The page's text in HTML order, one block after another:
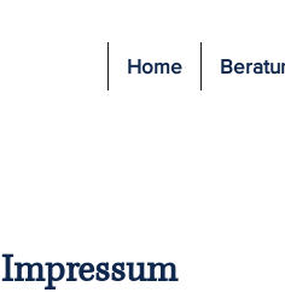
Home
Impressum